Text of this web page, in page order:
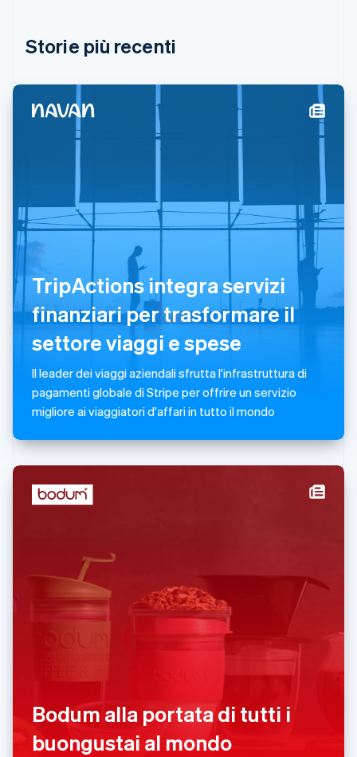
Storie più recenti
TripActions integra servizi
finanziari per trasformare il
settore viaggi e spese
Il leader dei viaggi aziendali sfrutta l'infrastruttura di
pagamenti globale di Stripe per offrire un servizio
migliore ai viaggiatori d'affari in tutto il mondo
Bodum alla portata di tutti i
buongustai al mondo
India
Irlanda
Italia
Italiano
Deutsch
Lituania
English
English
Malaysia
English 简体中文
Malta
Messico
Norvegia
English
Nuova Zelanda
Paesi Bassi
English
Portogallo
简体中文
Regno Unito
English
Repubblica Ceca
English
Romania
Slovacchia
English
EnglishItaliano